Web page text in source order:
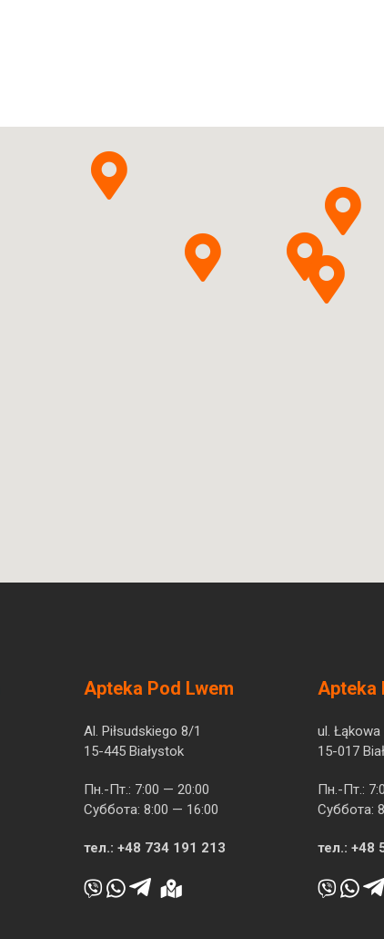
Apteka Pod Lwem
Al. Piłsudskiego 8/1
15-445 Białystok
Пн.-Пт.: 7:00 — 20:00
Суббота: 8:00 — 16:00
тел.: +48 734 191 213
Apteka
ul. Łąkowa
15-017
Пн.-Пт.:
Суббота:
тел.: +48